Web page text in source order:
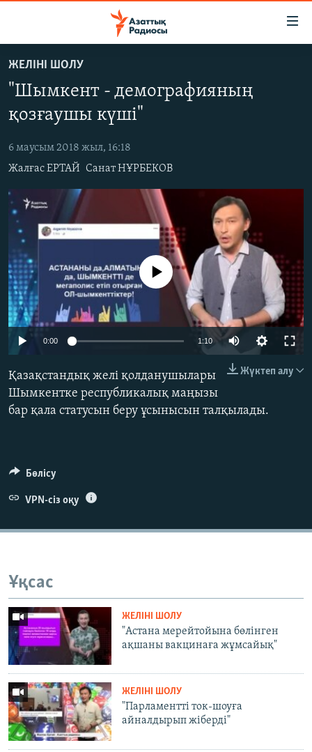
to
main
content
Skip
to
Skip
Search
САЯСАТ
AZATTYQTV
ҚАҢТАР ОҚИҒАСЫ
АДАМ ҚҰҚЫҚТАРЫ
ӘЛЕУМЕТ
ӘЛЕМ
АРНАЙЫ ЖОБАЛАР
Русский
ЖАЗЫЛЫҢЫЗ
Басқа тілдерде
ЖЕЛІНІ ШОЛУ
"Шымкент - демографияның
қозғаушы күші"
6 маусым 2018 жыл, 16:18
Жалғас ЕРТАЙ Санат НҰРБЕКОВ
No media source currently available
0:00 1:10
Жүктеп алу
Қазақстандық желі қолданушылары
Шымкентке республикалық маңызы
бар қала статусын беру ұсынысын талқылады.
Бөлісу
VPN-сіз оқу
Ұқсас
ЖЕЛІНІ ШОЛУ
"Астана мерейтойына бөлінген
ақшаны вакцинаға жұмсайық"
ЖЕЛІНІ ШОЛУ
"Парламентті ток-шоуға
айналдырып жіберді"